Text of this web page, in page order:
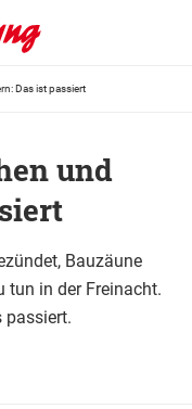
Das ist passiert
und
Bauzäune
tun in der Freinacht.
passiert.